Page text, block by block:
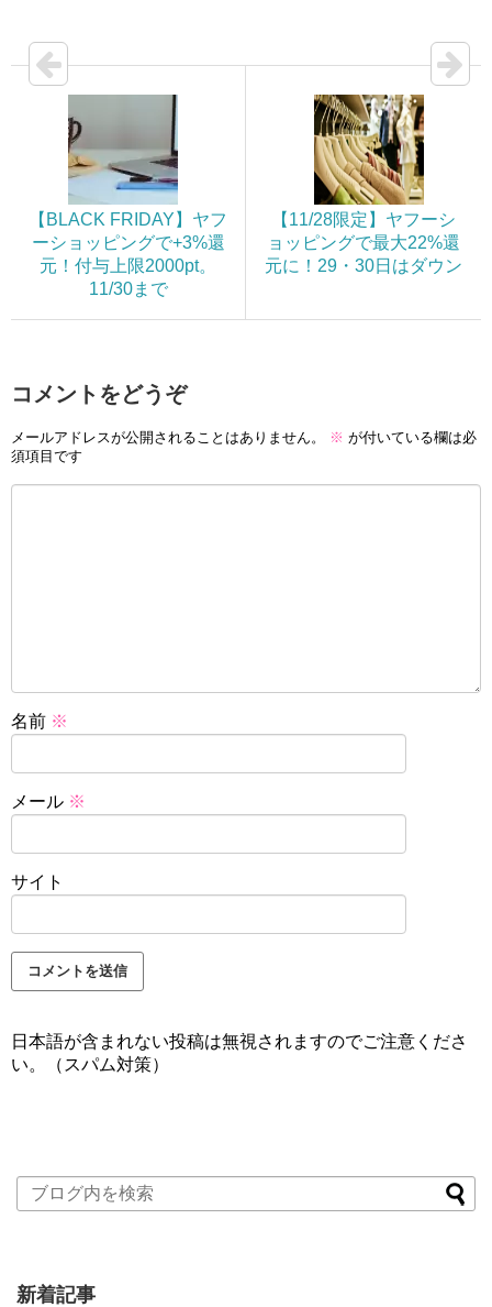
【BLACK FRIDAY】ヤフ
ーショッピングで+3%還
元！付与上限2000pt。
11/30まで
【11/28限定】ヤフーシ
ョッピングで最大22%還
元に！29・30日はダウン
コメントをどうぞ
メールアドレスが公開されることはありません。 ※ が付いている欄は必
須項目です
名前 ※
メール ※
サイト
日本語が含まれない投稿は無視されますのでご注意くださ
い。（スパム対策）
新着記事